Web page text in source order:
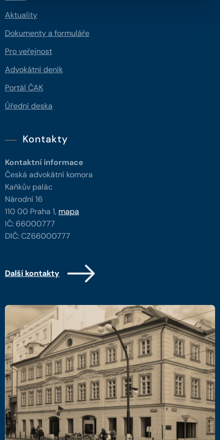
Aktuality
Dokumenty a formuláře
Pro veřejnost
Advokátní deník
Portál ČAK
Úřední deska
Kontakty
Kontaktní informace
Česká advokátní komora
Kaňkův palác
Národní 16
110 00 Praha 1, mapa
IČ: 66000777
DIČ: CZ66000777
Další kontakty